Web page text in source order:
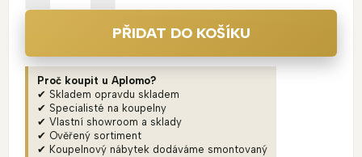
PŘIDAT DO KOŠÍKU
Proč koupit u Aplomo?
✔ Skladem opravdu skladem
✔ Specialisté na koupelny
✔ Vlastní showroom a sklady
✔ Ověřený sortiment
✔ Koupelnový nábytek dodáváme smontovaný